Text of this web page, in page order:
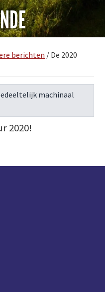
berichten / De 2020
machinaal
2020!